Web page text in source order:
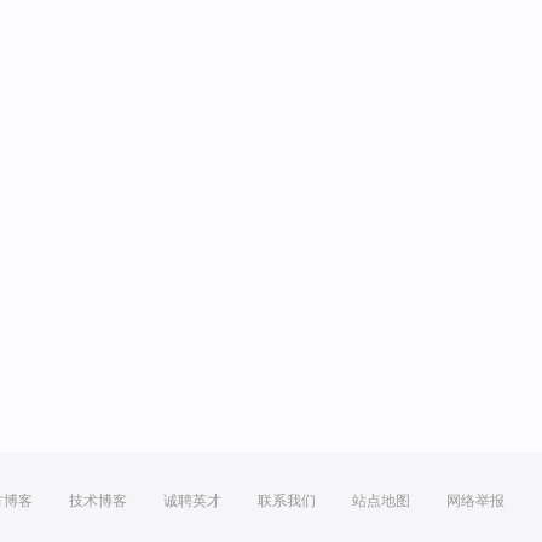
博客 技术博客 诚聘英才 联系我们 站点地图 网络举报